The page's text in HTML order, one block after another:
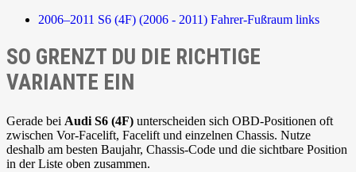
2006–2011 S6 (4F) (2006 - 2011) Fahrer-Fußraum links
SO GRENZT DU DIE RICHTIGE
VARIANTE EIN
Gerade bei Audi S6 (4F) unterscheiden sich OBD-Positionen oft
zwischen Vor-Facelift, Facelift und einzelnen Chassis. Nutze
deshalb am besten Baujahr, Chassis-Code und die sichtbare Position
in der Liste oben zusammen.